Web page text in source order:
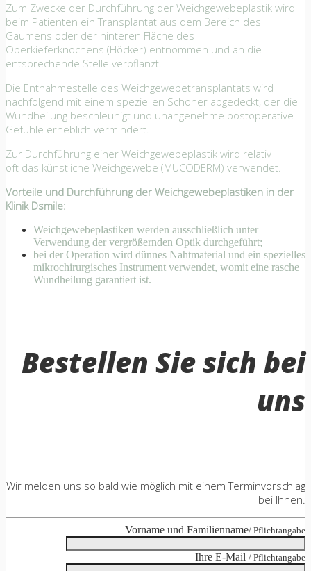
Zum Zwecke der Durchführung der Weichgewebeplastik wird
beim Patienten ein Transplantat aus dem Bereich des
Gaumens oder der hinteren Fläche des
Oberkieferknochens (Höcker) entnommen und an die
entsprechende Stelle verpflanzt.
Die Entnahmestelle des Weichgewebetransplantats wird
nachfolgend mit einem speziellen Schoner abgedeckt, der die
Wundheilung beschleunigt und unangenehme postoperative
Gefühle erheblich vermindert.
Zur Durchführung einer Weichgewebeplastik wird relativ
oft das künstliche Weichgewebe (MUCODERM) verwendet.
Vorteile und Durchführung der Weichgewebeplastiken in der
Klinik Dsmile:
Weichgewebeplastiken werden ausschließlich unter
Verwendung der vergrößernden Optik durchgeführt;
bei der Operation wird dünnes Nahtmaterial und ein spezielles
mikrochirurgisches Instrument verwendet, womit eine rasche
Wundheilung garantiert ist.
Bestellen Sie sich bei
uns
Wir melden uns so bald wie möglich mit einem Terminvorschlag
bei Ihnen.
Vorname und Familienname/ Pflichtangabe
Ihre E-Mail / Pflichtangabe